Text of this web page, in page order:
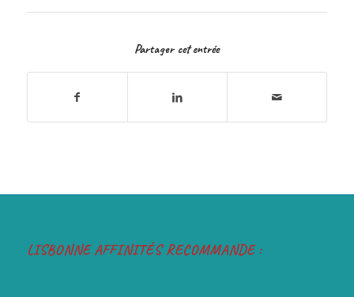
Partager cet entrée
LISBONNE AFFINITÉS RECOMMANDE :